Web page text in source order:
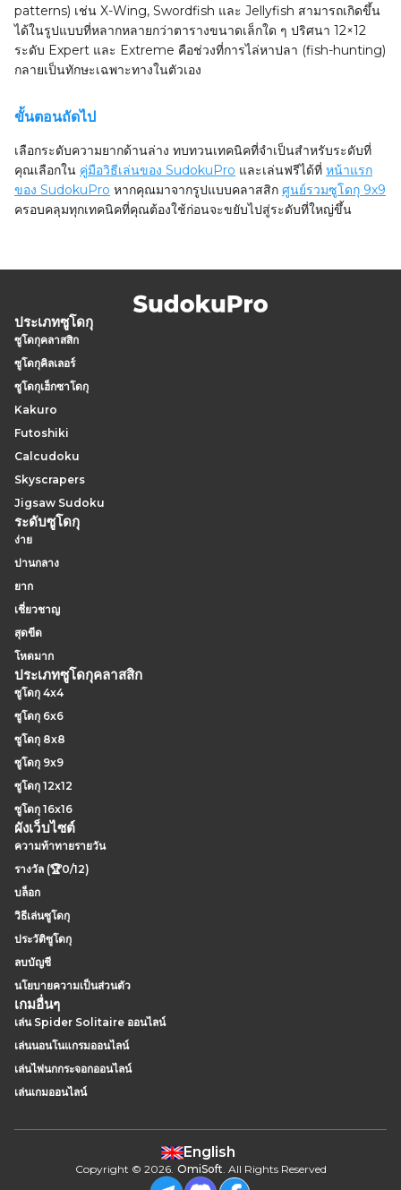
patterns) เช่น X-Wing, Swordfish และ Jellyfish สามารถเกิดขึ้น
ได้ในรูปแบบที่หลากหลายกว่าตารางขนาดเล็กใด ๆ ปริศนา 12×12
ระดับ Expert และ Extreme คือช่วงที่การไล่หาปลา (fish-hunting)
กลายเป็นทักษะเฉพาะทางในตัวเอง
ขั้นตอนถัดไป
เลือกระดับความยากด้านล่าง ทบทวนเทคนิคที่จำเป็นสำหรับระดับที่
คุณเลือกใน คู่มือวิธีเล่นของ SudokuPro และเล่นฟรีได้ที่ หน้าแรก
ของ SudokuPro หากคุณมาจากรูปแบบคลาสสิก ศูนย์รวมซูโดกุ 9x9
ครอบคลุมทุกเทคนิคที่คุณต้องใช้ก่อนจะขยับไปสู่ระดับที่ใหญ่ขึ้น
ประเภทซูโดกุ
ซูโดกุคลาสสิก
ซูโดกุคิลเลอร์
ซูโดกุเฮ็กซาโดกุ
Kakuro
Futoshiki
Calcudoku
Skyscrapers
Jigsaw Sudoku
ระดับซูโดกุ
ง่าย
ปานกลาง
ยาก
เชี่ยวชาญ
สุดขีด
โหดมาก
ประเภทซูโดกุคลาสสิก
ซูโดกุ 4x4
ซูโดกุ 6x6
ซูโดกุ 8x8
ซูโดกุ 9x9
ซูโดกุ 12x12
ซูโดกุ 16x16
ผังเว็บไซต์
ความท้าทายรายวัน
รางวัล (🏆0/12)
บล็อก
วิธีเล่นซูโดกุ
ประวัติซูโดกุ
ลบบัญชี
นโยบายความเป็นส่วนตัว
เกมอื่นๆ
เล่น Spider Solitaire ออนไลน์
เล่นนอนโนแกรมออนไลน์
เล่นไพ่นกกระจอกออนไลน์
เล่นเกมออนไลน์
English
Copyright © 2026. OmiSoft. All Rights Reserved